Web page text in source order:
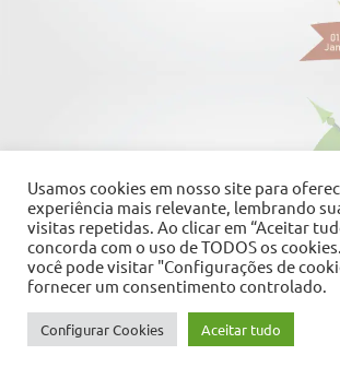
Usamos cookies em nosso site para
experiência mais relevante, lembrando
visitas repetidas. Ao clicar em “Aceitar
concorda com o uso de TODOS os
você pode visitar "Configurações de
fornecer um consentimento controlado.
Configurar Cookies Aceitar tudo